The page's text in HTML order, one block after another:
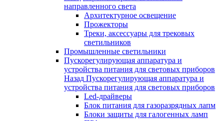
направленного света
Архитектурное освещение
Прожекторы
Треки, аксессуары для трековых
светильников
Промышленные светильники
Пускорегулирующая аппаратура и
устройства питания для световых приборов
Назад Пускорегулирующая аппаратура и
устройства питания для световых приборов
Led-драйверы
Блок питания для газоразрядных лапм
Блоки защиты для галогенных ламп